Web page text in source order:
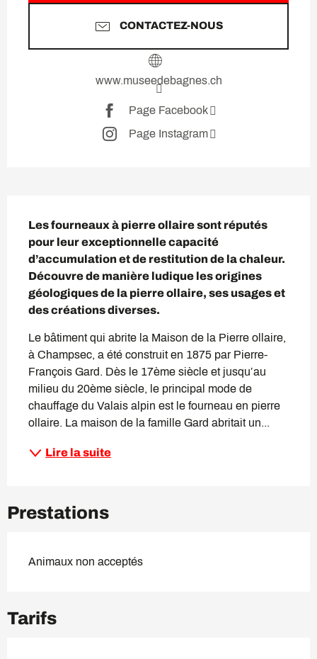
CONTACTEZ-NOUS
www.museedebagnes.ch
Page Facebook
Page Instagram
Les fourneaux à pierre ollaire sont réputés
pour leur exceptionnelle capacité
d’accumulation et de restitution de la chaleur.
Découvre de manière ludique les origines
géologiques de la pierre ollaire, ses usages et
des créations diverses.
Le bâtiment qui abrite la Maison de la Pierre ollaire,
à Champsec, a été construit en 1875 par Pierre-
François Gard. Dès le 17ème siècle et jusqu’au
milieu du 20ème siècle, le principal mode de
chauffage du Valais alpin est le fourneau en pierre
ollaire. La maison de la famille Gard abritait un...
Lire la suite
Prestations
Animaux non acceptés
Tarifs